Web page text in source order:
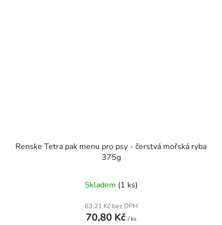
Renske Tetra pak menu pro psy - čerstvá mořská ryba
375g
Skladem (1 ks)
63,21 Kč bez DPH
70,80 Kč / ks